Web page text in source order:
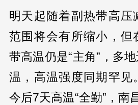
明天起随着副热带高压
范围将会有所缩小，但
带高温仍是“主角”，多
温，高温强度同期罕见
今后7天高温“全勤”，南